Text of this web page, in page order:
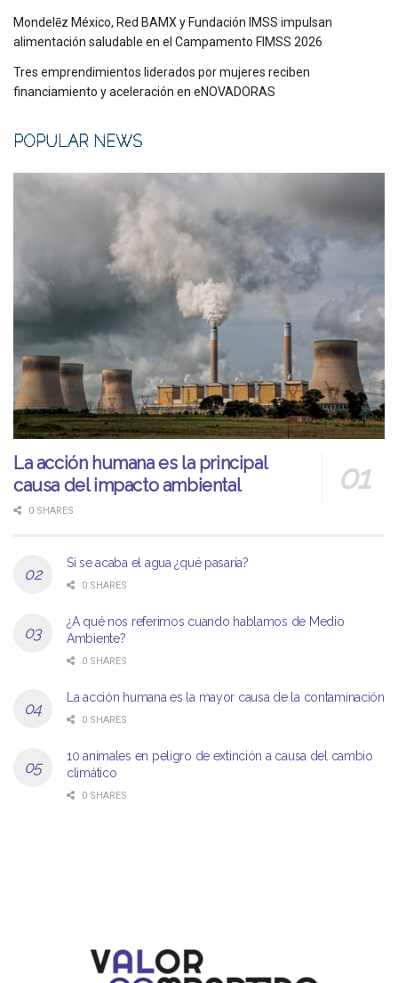
Mondelēz México, Red BAMX y Fundación IMSS impulsan
alimentación saludable en el Campamento FIMSS 2026
Tres emprendimientos liderados por mujeres reciben
financiamiento y aceleración en eNOVADORAS
POPULAR NEWS
La acción humana es la principal
causa del impacto ambiental
0 SHARES
Si se acaba el agua ¿qué pasaría?
0 SHARES
¿A qué nos referimos cuando hablamos de Medio
Ambiente?
0 SHARES
La acción humana es la mayor causa de la contaminación
0 SHARES
10 animales en peligro de extinción a causa del cambio
climático
0 SHARES